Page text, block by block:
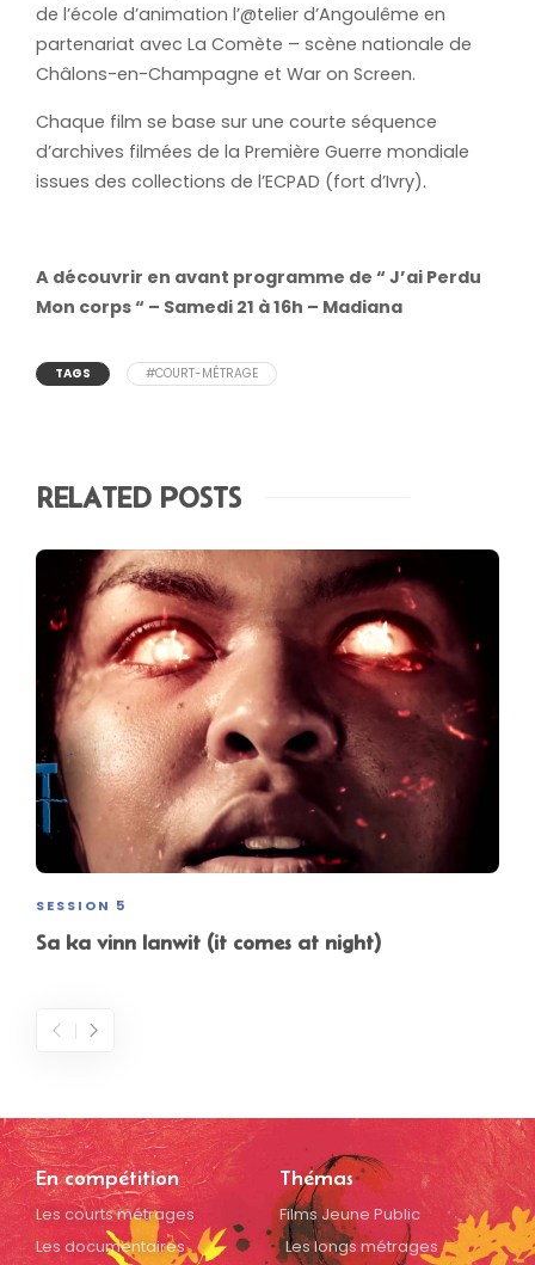
de l’école d’animation l’@telier d’Angoulême en
partenariat avec La Comète – scène nationale de
Châlons-en-Champagne et War on Screen.
Chaque film se base sur une courte séquence
d’archives filmées de la Première Guerre mondiale
issues des collections de l’ECPAD (fort d’Ivry).
A découvrir en avant programme de “ J’ai Perdu
Mon corps “ – Samedi 21 à 16h – Madiana
TAGS #COURT-MÉTRAGE
RELATED POSTS
SESSION 5
Sa ka vinn lanwit (it comes at night)
En compétition
Les courts métrages
Les documentaires
Thémas
Films Jeune Public
Les longs métrages